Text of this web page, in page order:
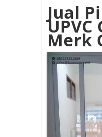
Jual
UPVC
Merk